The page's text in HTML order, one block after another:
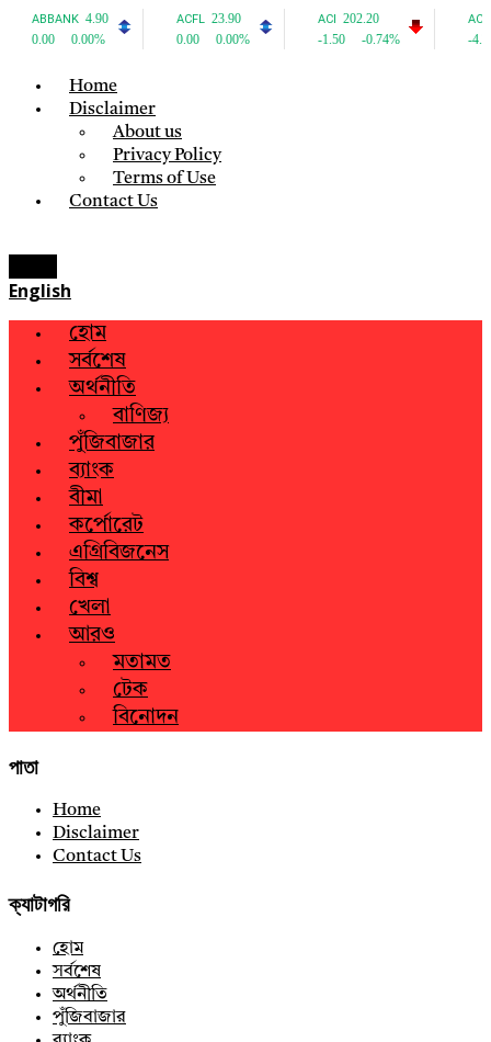
Home
Disclaimer
About us
Privacy Policy
Terms of Use
Contact Us
English
হোম
সর্বশেষ
অর্থনীতি
বাণিজ্য
পুঁজিবাজার
ব্যাংক
বীমা
কর্পোরেট
এগ্রিবিজনেস
বিশ্ব
খেলা
আরও
মতামত
টেক
বিনোদন
পাতা
Home
Disclaimer
Contact Us
ক্যাটাগরি
হোম
সর্বশেষ
অর্থনীতি
পুঁজিবাজার